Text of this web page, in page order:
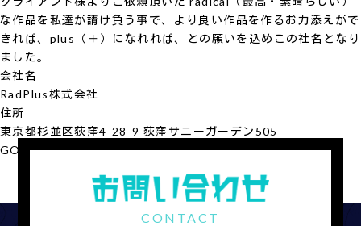
な作品を私達が請け負う事で、より良い作品を作るお力添えがで
きれば、plus（＋）になれれば、との願いを込めこの社名となり
ました。
会社名
RadPlus株式会社
住所
東京都杉並区荻窪4-28-9 荻窪サニーガーデン505
GOOGLE MAP
会社概要を見る
CONTACT